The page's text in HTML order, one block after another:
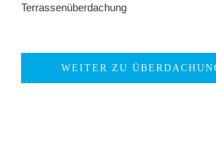
Terrassenüberdachung
WEITER ZU